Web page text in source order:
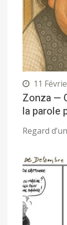
11
Zonza —
la parole
Regard